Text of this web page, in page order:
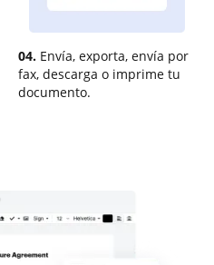
04. Envía, exporta, envía por
fax, descarga o imprime tu
documento.